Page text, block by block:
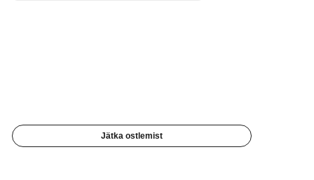
Jätka ostlemist